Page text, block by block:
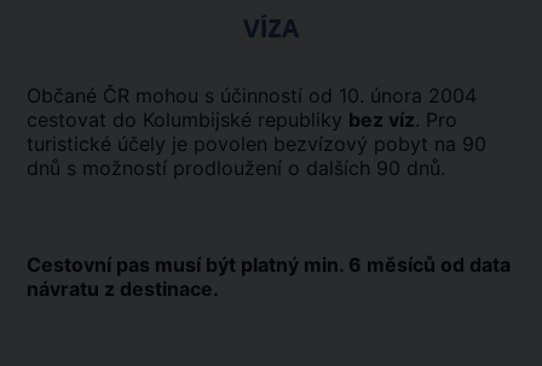
VÍZA
Občané ČR mohou s účinností od 10. února 2004
cestovat do Kolumbijské republiky bez víz. Pro
turistické účely je povolen bezvízový pobyt na 90
dnů s možností prodloužení o dalších 90 dnů.
Cestovní pas musí být platný min. 6 měsíců od data
návratu z destinace.